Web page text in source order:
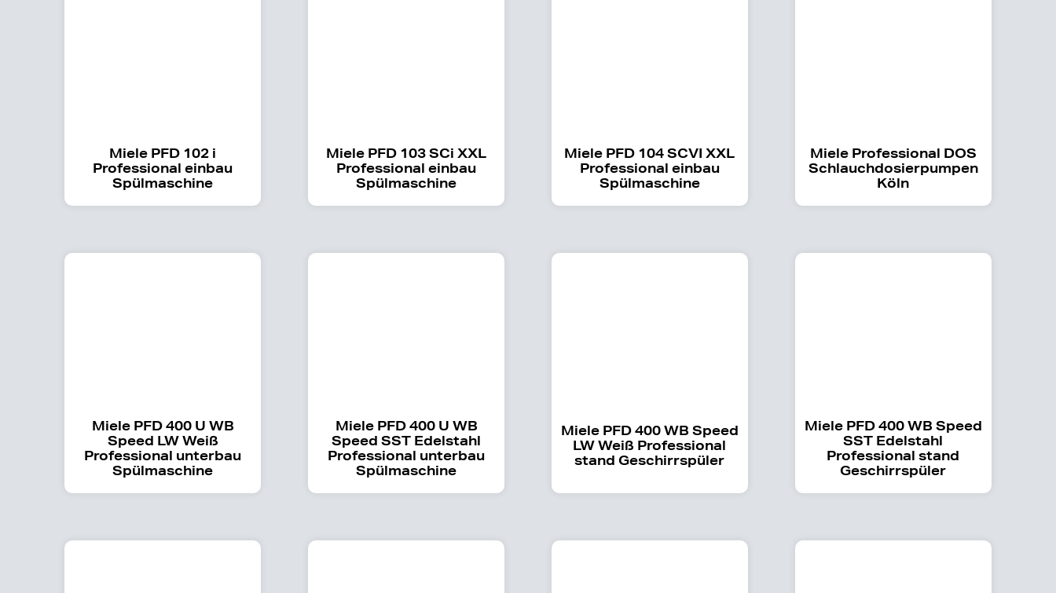
Miele PFD 102 i
Professional einbau
Spülmaschine
Miele PFD 103 SCi XXL
Professional einbau
Spülmaschine
Miele PFD 104 SCVI XXL
Professional einbau
Spülmaschine
Miele Professional DOS
Schlauchdosierpumpen
Köln
Miele PFD 400 U WB
Speed LW Weiß
Professional unterbau
Spülmaschine
Miele PFD 400 U WB
Speed SST Edelstahl
Professional unterbau
Spülmaschine
Miele PFD 400 WB Speed
LW Weiß Professional
stand Geschirrspüler
Miele PFD 400 WB Speed
SST Edelstahl
Professional stand
Geschirrspüler